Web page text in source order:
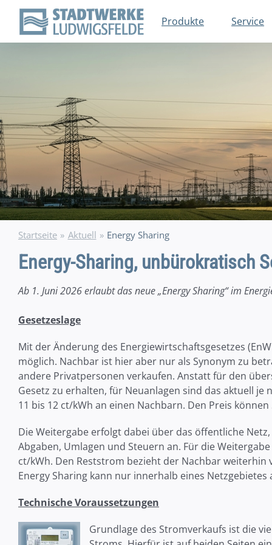
Zum
Inhalt
springen
Produkte Service
Startseite Aktuell Energy Sharing
Energy-Sharing, unbürokratisch
Ab 1. Juni 2026 erlaubt das neue „Energy Sharing“ im
Gesetzeslage
Mit der Änderung des Energiewirtschaftsgesetzes
möglich. Nachbar ist hier aber nur als Synonym zu
andere Privatpersonen verkaufen. Anstatt für den
Gesetz zu erhalten, für Neuanlagen sind das aktuell je
11 bis 12 ct/kWh an einen Nachbarn. Den Preis
Die Weitergabe erfolgt dabei über das öffentliche
Abgaben, Umlagen und Steuern an. Für die
ct/kWh. Den Reststrom bezieht der Nachbar weiterhin
Energy Sharing kann nur innerhalb eines
Technische Voraussetzungen
Grundlage des Stromverkaufs ist die